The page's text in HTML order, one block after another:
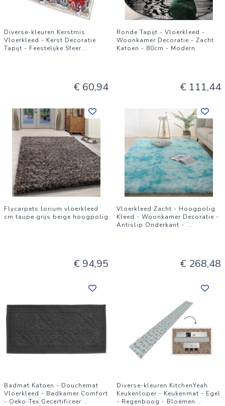
Diverse-kleuren Kerstmis
Vloerkleed - Kerst Decoratie
Tapijt - Feestelijke Sfeer...
€ 60,94
Ronde Tapijt - Vloerkleed -
Woonkamer Decoratie - Zacht
Katoen - 80cm - Modern
€ 111,44
Flycarpets lorium vloerkleed
cm taupe grijs beige hoogpolig
€ 94,95
Vloerkleed Zacht - Hoogpolig
Kleed - Woonkamer Decoratie -
Antislip Onderkant - ...
€ 268,48
Badmat Katoen - Douchemat
Vloerkleed - Badkamer Comfort
- Oeko-Tex Gecertificeer...
Diverse-kleuren KitchenYeah
Keukenloper - Keukenmat - Egel
- Regenboog - Bloemen...